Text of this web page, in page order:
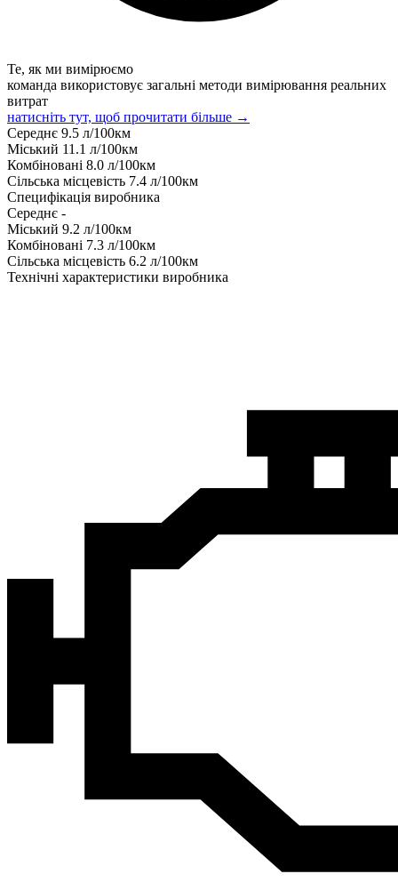
Те, як ми вимірюємо
команда використовує загальні методи вимірювання реальних
витрат
натисніть тут, щоб прочитати більше →
Середнє 9.5 л/100км
Міський 11.1 л/100км
Комбіновані 8.0 л/100км
Сільська місцевість 7.4 л/100км
Специфікація виробника
Середнє -
Міський 9.2 л/100км
Комбіновані 7.3 л/100км
Сільська місцевість 6.2 л/100км
Технічні характеристики виробника